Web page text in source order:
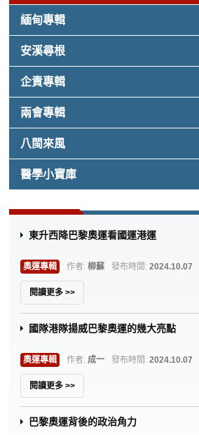
緬甸專輯
安溪尋根
企責專輯
兩會專輯
八閩來風
醫學小寶庫
東升西降巴黎奧運看國運港運
奧運專輯 作者: 柳蘇 發布時間: 2024.10.07
閱讀更多 >>
國隊港隊揚威巴黎奧運的幾大亮點
奧運專輯 作者: 成一 發布時間: 2024.10.07
閱讀更多 >>
巴黎奧運背後的政治角力